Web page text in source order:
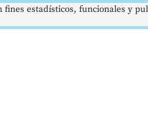
estadísticos, funcionales y